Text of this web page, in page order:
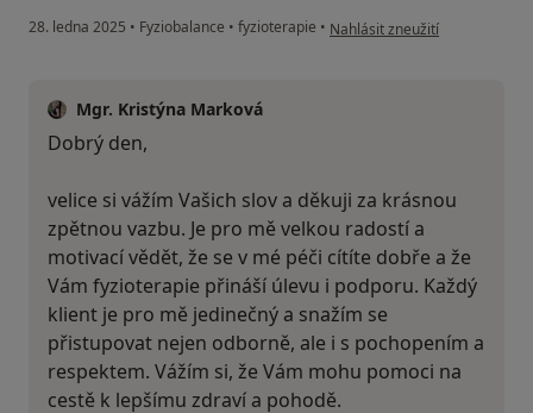
28. ledna 2025 • Fyziobalance • fyzioterapie • podle názoru uživatele
Nahlásit zneužití
Mgr. Kristýna Marková
Dobrý den,
velice si vážím Vašich slov a děkuji za krásnou
zpětnou vazbu. Je pro mě velkou radostí a
motivací vědět, že se v mé péči cítíte dobře a že
Vám fyzioterapie přináší úlevu i podporu. Každý
klient je pro mě jedinečný a snažím se
přistupovat nejen odborně, ale i s pochopením a
respektem. Vážím si, že Vám mohu pomoci na
cestě k lepšímu zdraví a pohodě.